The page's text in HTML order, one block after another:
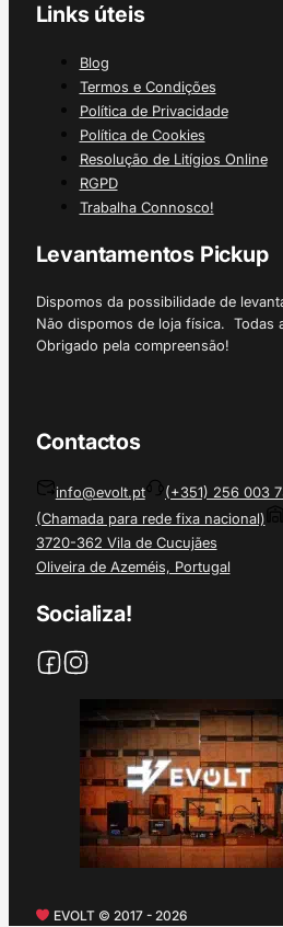
Links úteis
Blog
Termos e Condições
Política de Privacidade
Política de Cookies
Resolução de Litígios Online
RGPD
Trabalha Connosco!
Levantamentos Pickup
Dispomos da possibilidade de
Não dispomos de loja física. Todas
Obrigado pela compreensão!
Contactos
info@evolt.pt
(+351) 256 003
(Chamada para rede fixa nacional)
3720-362 Vila de Cucujães
Oliveira de Azeméis, Portugal
Socializa!
EVOLT © 2017 - 2026